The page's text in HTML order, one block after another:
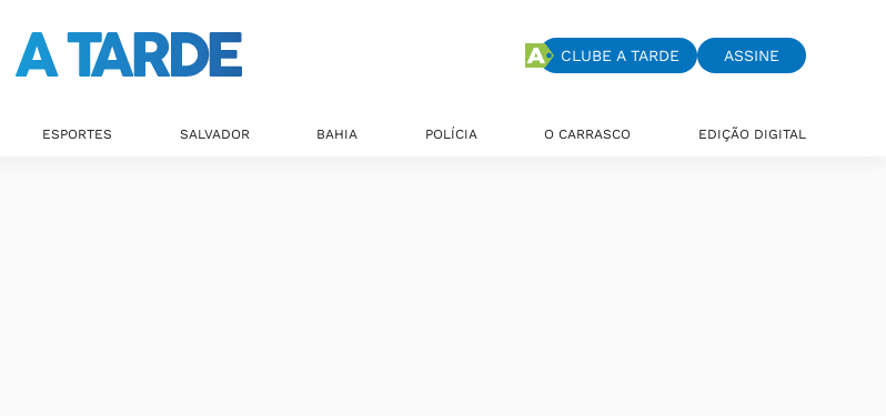
CLUBE A TARDE ASSINE
ESPORTES SALVADOR BAHIA POLÍCIA O CARRASCO EDIÇÃO DIGITAL